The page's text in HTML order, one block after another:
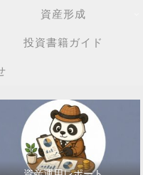
資産形成
投資書籍ガイド